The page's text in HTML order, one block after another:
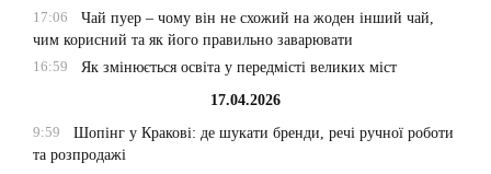
17:06
Чай пуер – чому він не схожий на жоден інший чай,
чим корисний та як його правильно заварювати
16:59
Як змінюється освіта у передмісті великих міст
17.04.2026
9:59
Шопінг у Кракові: де шукати бренди, речі ручної роботи
та розпродажі